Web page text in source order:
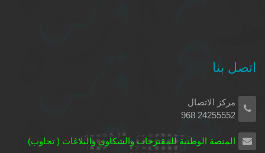
اتصل بنا
مركز الاتصال
24255552 968
المنصة الوطنية للمقترحات والشكاوي والبلاغات ( تجاوب)